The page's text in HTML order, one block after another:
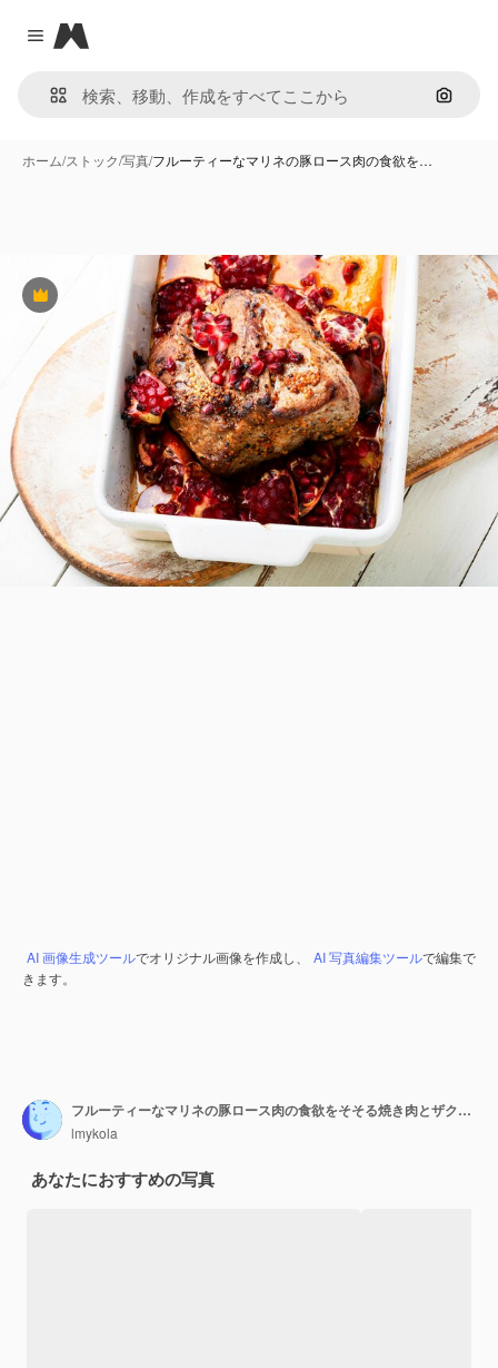
Close menu
Magnific
画像で
ホーム/ストック/写真/フルーティーなマリネの豚ロース肉の食欲を…
Premium
AI 画像生成ツールでオリジナル画像を作成し、 AI 写真編集ツールで編集で
きます。
フルーティーなマリネの豚ロース肉の食欲をそそる焼き肉とザクロの炒め物
lmykola
あなたにおすすめの写真